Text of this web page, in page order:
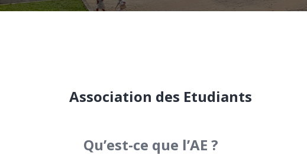
Association des Etudiants
Qu’est-ce que l’AE ?